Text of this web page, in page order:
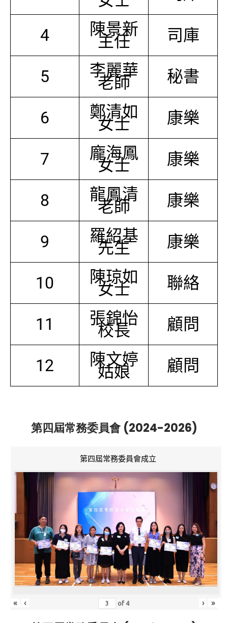
4 陳景新
主任 司庫
5 李麗華
老師 秘書
6 鄭清如
女士 康樂
7 龐海鳳
女士 康樂
8 龍鳳清
老師 康樂
9 羅紹基
先生 康樂
10 陳琼如
女士 聯絡
11 張錦怡
校長 顧問
12 陳文婷
姑娘 顧問
第四屆常務委員會 (2024-2026)
第四屆常務委員會成立
« ‹ of 4 › »